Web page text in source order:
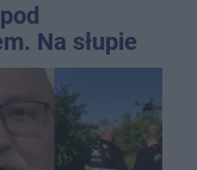
Na słupie
ciało